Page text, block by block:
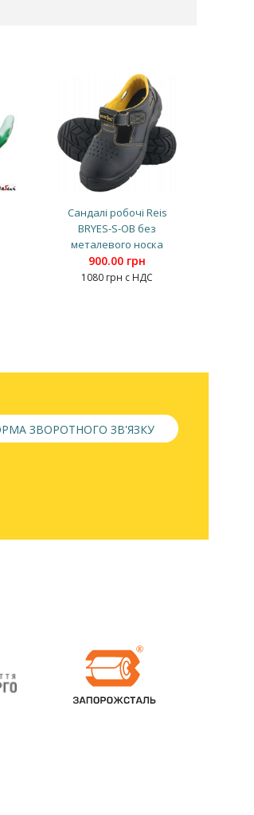
Сандалі робочі Reis
BRYES-S-OB без
металевого носка
900.00 грн
1080 грн с НДС
ЗВОРОТНОГО ЗВ'ЯЗКУ